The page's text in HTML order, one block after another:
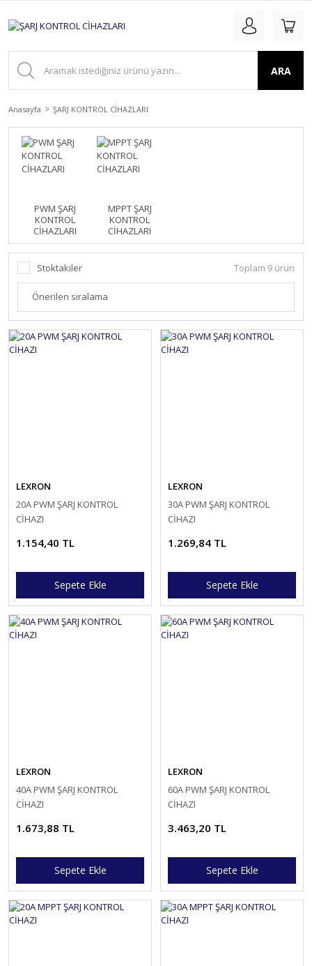
ARA
Anasayfa ŞARJ KONTROL CİHAZLARI
PWM ŞARJ
KONTROL
CİHAZLARI
MPPT ŞARJ
KONTROL
CİHAZLARI
Stoktakiler Toplam 9 ürün
LEXRON
20A PWM ŞARJ KONTROL
CİHAZI
1.154,40 TL
Sepete Ekle
LEXRON
30A PWM ŞARJ KONTROL
CİHAZI
1.269,84 TL
Sepete Ekle
LEXRON
40A PWM ŞARJ KONTROL
CİHAZI
1.673,88 TL
Sepete Ekle
LEXRON
60A PWM ŞARJ KONTROL
CİHAZI
3.463,20 TL
Sepete Ekle